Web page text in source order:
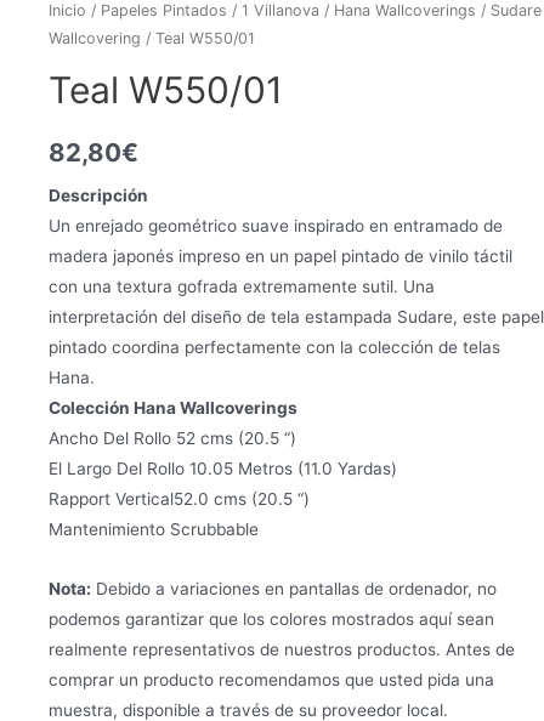
Inicio / Papeles Pintados / 1 Villanova / Hana Wallcoverings / Sudare
Wallcovering / Teal W550/01
Teal W550/01
82,80€
Descripción
Un enrejado geométrico suave inspirado en entramado de
madera japonés impreso en un papel pintado de vinilo táctil
con una textura gofrada extremamente sutil. Una
interpretación del diseño de tela estampada Sudare, este papel
pintado coordina perfectamente con la colección de telas
Hana.
Colección Hana Wallcoverings
Ancho Del Rollo 52 cms (20.5 “)
El Largo Del Rollo 10.05 Metros (11.0 Yardas)
Rapport Vertical52.0 cms (20.5 “)
Mantenimiento Scrubbable
Nota: Debido a variaciones en pantallas de ordenador, no
podemos garantizar que los colores mostrados aquí sean
realmente representativos de nuestros productos. Antes de
comprar un producto recomendamos que usted pida una
muestra, disponible a través de su proveedor local.